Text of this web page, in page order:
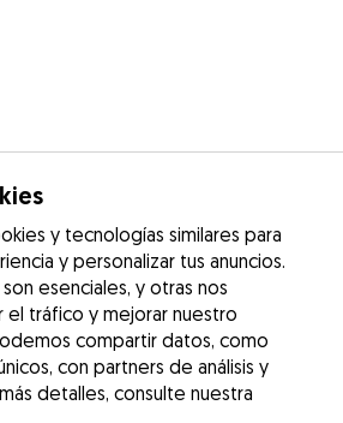
y tecnologías similares para
y personalizar tus anuncios.
esenciales, y otras nos
el tráfico y mejorar nuestro
compartir datos, como
con partners de análisis y
detalles, consulte nuestra